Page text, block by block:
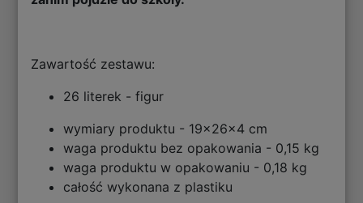
Zawartość zestawu:
26 literek - figur
wymiary produktu - 19x26x4 cm
waga produktu bez opakowania - 0,15 kg
waga produktu w opakowaniu - 0,18 kg
całość wykonana z plastiku